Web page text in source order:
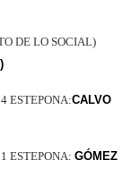
DE LO SOCIAL)
ESTEPONA:CALVO
ESTEPONA: GÓMEZ